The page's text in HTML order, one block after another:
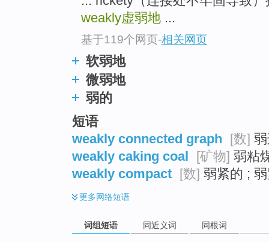
weakly虚弱地 ...
基于119个网页-相关网页
软弱地
微弱地
弱的
短语
weakly connected graph [数]
weakly caking coal [矿物] 弱粘
weakly compact [数] 弱紧的 ;
更多网络短语
词组短语 同近义词 同根词